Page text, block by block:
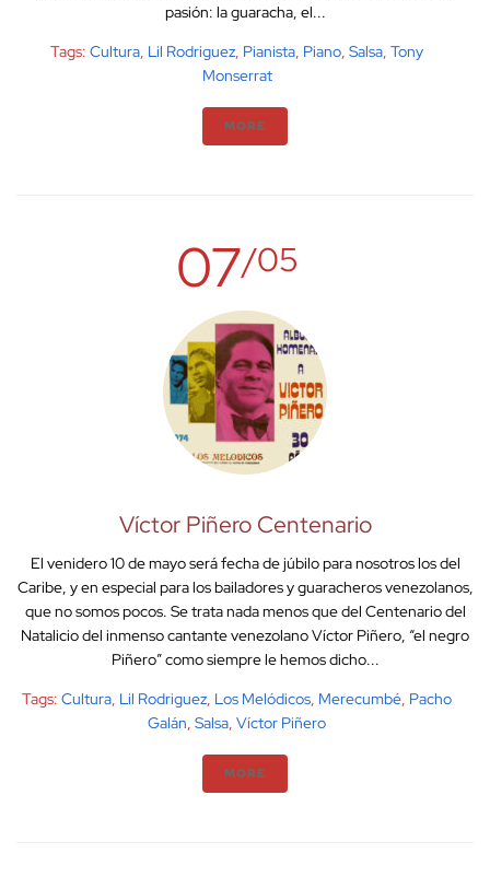
pasión: la guaracha, el...
Tags: Cultura, Lil Rodriguez, Pianista, Piano, Salsa, Tony
Monserrat
MORE
07/05
Víctor Piñero Centenario
El venidero 10 de mayo será fecha de júbilo para nosotros los del
Caribe, y en especial para los bailadores y guaracheros venezolanos,
que no somos pocos. Se trata nada menos que del Centenario del
Natalicio del inmenso cantante venezolano Víctor Piñero, “el negro
Piñero” como siempre le hemos dicho...
Tags: Cultura, Lil Rodriguez, Los Melódicos, Merecumbé, Pacho
Galán, Salsa, Víctor Piñero
MORE